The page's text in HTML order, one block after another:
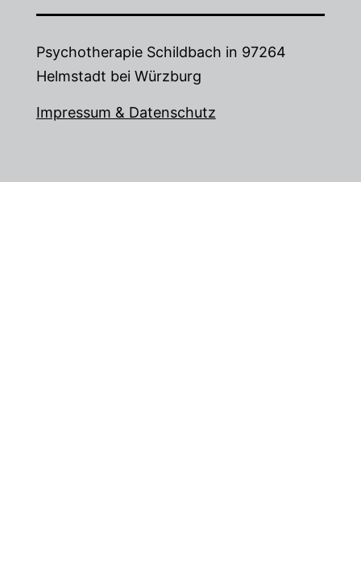
Psychotherapie Schildbach in 97264
Helmstadt bei Würzburg
Impressum & Datenschutz